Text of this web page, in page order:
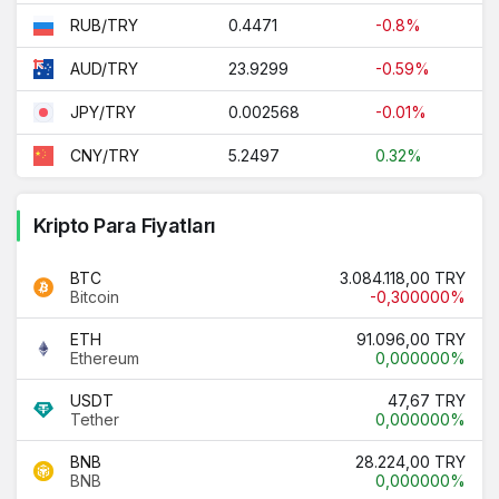
RUB/TRY 0.4471 -0.8%
AUD/TRY 23.9299 -0.59%
JPY/TRY 0.002568 -0.01%
CNY/TRY 5.2497 0.32%
Kripto Para Fiyatları
BTC
Bitcoin
3.084.118,00 TRY
-0,300000%
ETH
Ethereum
91.096,00 TRY
0,000000%
USDT
Tether
47,67 TRY
0,000000%
BNB
BNB
28.224,00 TRY
0,000000%